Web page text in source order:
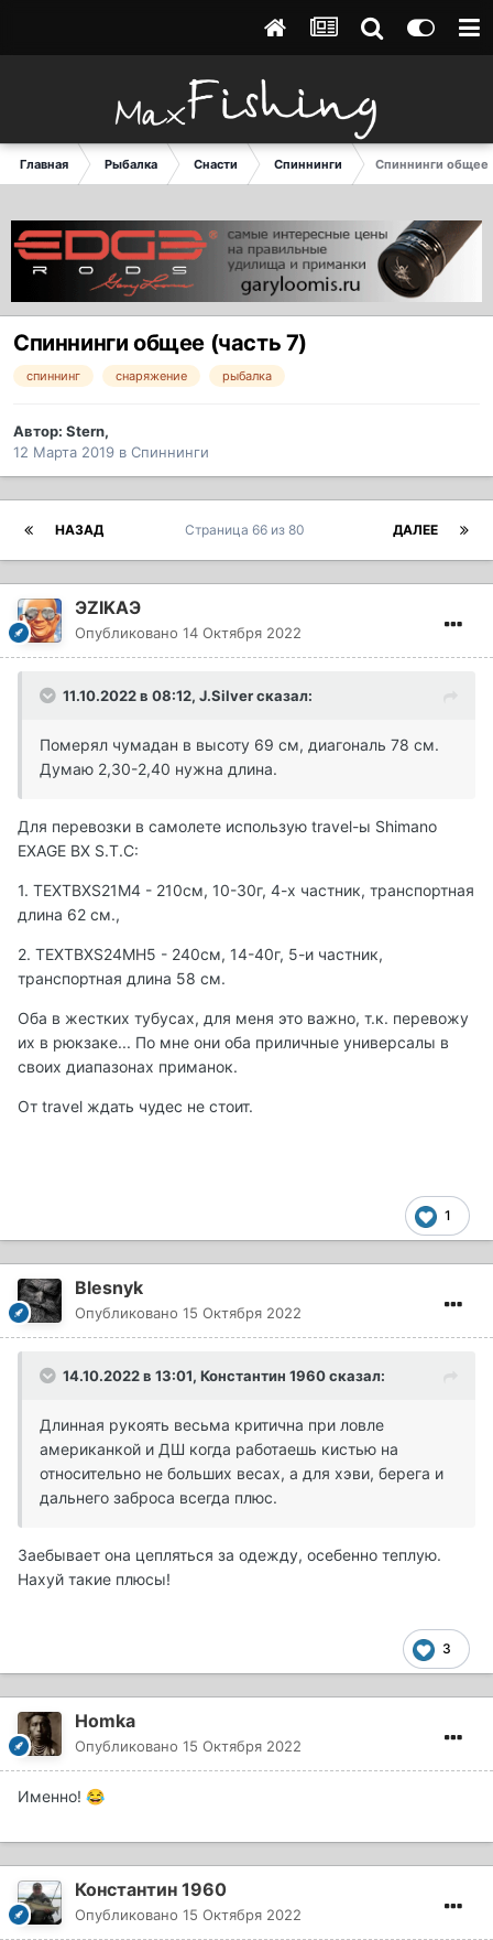
Главная Рыбалка Снасти Спиннинги Спиннинги общее
Спиннинги общее (часть 7)
спиннинг снаряжение рыбалка
Автор: Stern,
12 Марта 2019 в Спиннинги
НАЗАД ДАЛЕЕ
Страница 66 из 80
ЭZIKAЭ
Опубликовано 14 Октября 2022
11.10.2022 в 08:12, J.Silverсказал:
Померял чумадан в высоту 69 см, диагональ 78 см.
Думаю 2,30-2,40 нужна длина.
Для перевозки в самолете использую travel-ы Shimano
EXAGE BX S.T.C:
1. TEXTBXS21M4 - 210см, 10-30г, 4-х частник, транспортная
длина 62 см.,
2. TEXTBXS24MH5 - 240см, 14-40г, 5-и частник,
транспортная длина 58 см.
Оба в жестких тубусах, для меня это важно, т.к. перевожу
их в рюкзаке... По мне они оба приличные универсалы в
своих диапазонах приманок.
От travel ждать чудес не стоит.
1
Blesnyk
Опубликовано 15 Октября 2022
14.10.2022 в 13:01, Константин 1960сказал:
Длинная рукоять весьма критична при ловле
американкой и ДШ когда работаешь кистью на
относительно не больших весах, а для хэви, берега и
дальнего заброса всегда плюс.
Заебывает она цепляться за одежду, осебенно теплую.
Нахуй такие плюсы!
3
Homka
Опубликовано 15 Октября 2022
Именно! 😂
Константин 1960
Опубликовано 15 Октября 2022